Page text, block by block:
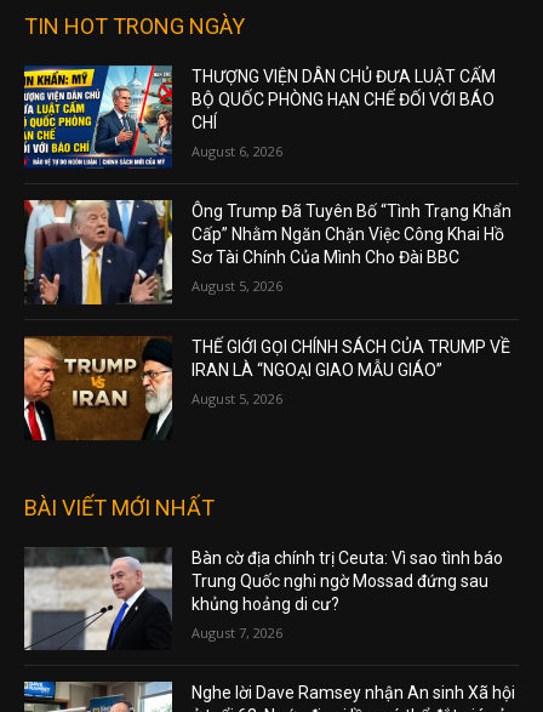
TIN HOT TRONG NGÀY
THƯỢNG VIỆN DÂN CHỦ ĐƯA LUẬT CẤM
BỘ QUỐC PHÒNG HẠN CHẾ ĐỐI VỚI BÁO
CHÍ
August 6, 2026
Ông Trump Đã Tuyên Bố “Tình Trạng Khẩn
Cấp” Nhằm Ngăn Chặn Việc Công Khai Hồ
Sơ Tài Chính Của Mình Cho Đài BBC
August 5, 2026
THẾ GIỚI GỌI CHÍNH SÁCH CỦA TRUMP VỀ
IRAN LÀ “NGOẠI GIAO MẪU GIÁO”
August 5, 2026
BÀI VIẾT MỚI NHẤT
Bàn cờ địa chính trị Ceuta: Vì sao tình báo
Trung Quốc nghi ngờ Mossad đứng sau
khủng hoảng di cư?
August 7, 2026
Nghe lời Dave Ramsey nhận An sinh Xã hội